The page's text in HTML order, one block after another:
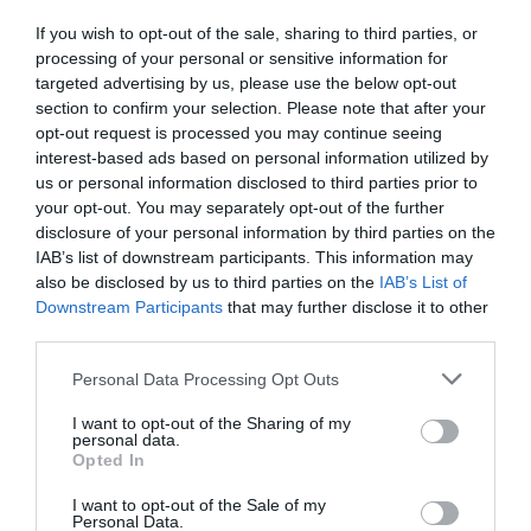
If you wish to opt-out of the sale, sharing to third parties, or
processing of your personal or sensitive information for
targeted advertising by us, please use the below opt-out
section to confirm your selection. Please note that after your
opt-out request is processed you may continue seeing
interest-based ads based on personal information utilized by
us or personal information disclosed to third parties prior to
your opt-out. You may separately opt-out of the further
disclosure of your personal information by third parties on the
IAB’s list of downstream participants. This information may
also be disclosed by us to third parties on the IAB’s List of
Downstream Participants that may further disclose it to other
Personal Data Processing Opt Outs
I want to opt-out of the Sharing of my
personal data.
Opted In
I want to opt-out of the Sale of my
Personal Data.
Contractes i obres
públiques
El paquet de mesures també inclou la voluntat de
l'ajuntament d'elaborar un decret per garantir la
continuïtat de tots els contractes públics.
D'aquesta manera, el consistori vol assegurar la
liquiditat de totes les empreses proveïdores de
serveis a l'ajuntament i que aquestes puguin
puguin prestar els serveis, el govern municipal
aplicarà un sistema de compensacions.
actuacions que hi ha en marxa a la ciutat, com la